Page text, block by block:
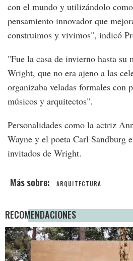
con el mundo y utilizándolo
pensamiento innovador que
construimos y vivimos", indicó
"Fue la casa de invierno hasta su
Wright, que no era ajeno a las
organizaba veladas formales con
músicos y arquitectos".
Personalidades como la actriz
Wayne y el poeta Carl Sandburg
invitados de Wright.
ARQUITECTURA
RECOMENDACIONES